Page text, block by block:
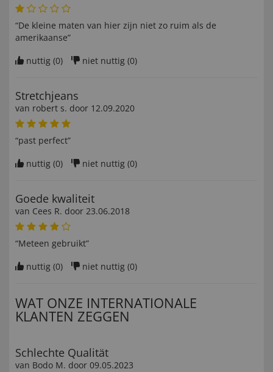
“De kleine maten van hier zijn niet zo ruim als de
amerikaanse”
nuttig (0) niet nuttig (0)
Stretchjeans
van robert s. door 12.09.2020
“past perfect”
nuttig (0) niet nuttig (0)
Goede kwaliteit
van Cees R. door 23.06.2018
“Meteen gebruikt”
nuttig (0) niet nuttig (0)
WAT ONZE INTERNATIONALE
KLANTEN ZEGGEN
Schlechte Qualität
van Bodo M. door 09.05.2023